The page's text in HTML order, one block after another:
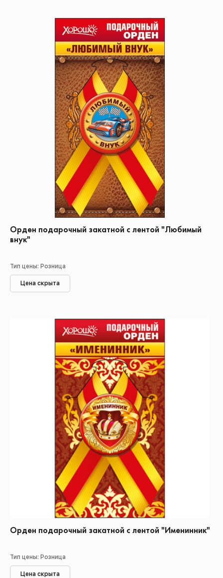
Орден подарочный закатной с лентой "Любимый
внук"
Тип цены: Розница
Цена скрыта
Орден подарочный закатной с лентой "Именинник"
Тип цены: Розница
Цена скрыта